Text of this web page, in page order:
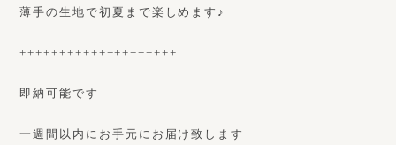
薄手の生地で初夏まで楽しめます♪
++++++++++++++++++++
即納可能です
一週間以内にお手元にお届け致します